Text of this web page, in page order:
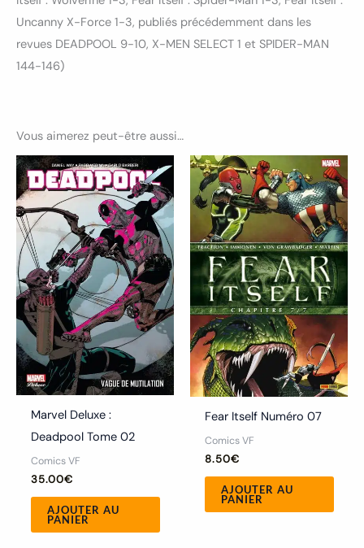
Uncanny X-Force 1-3, publiés précédemment dans les
revues DEADPOOL 9-10, X-MEN SELECT 1 et SPIDER-MAN
144-146)
Vous aimerez peut-être aussi…
Marvel Deluxe :
Deadpool Tome 02
Comics VF
35.00€
AJOUTER AU
PANIER
Fear Itself Numéro 07
Comics VF
8.50€
AJOUTER AU
PANIER